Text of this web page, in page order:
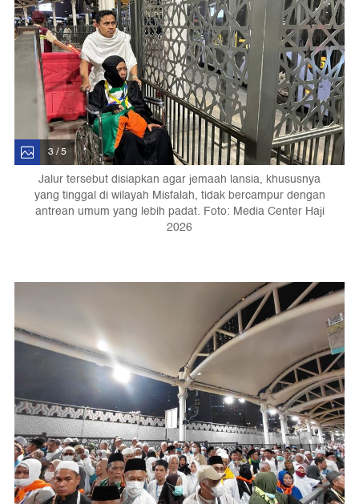
3 / 5
Jalur tersebut disiapkan agar jemaah lansia, khususnya
yang tinggal di wilayah Misfalah, tidak bercampur dengan
antrean umum yang lebih padat. Foto: Media Center Haji
2026